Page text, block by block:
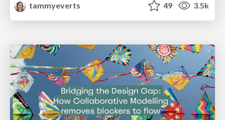
tammyeverts
49 3.5k